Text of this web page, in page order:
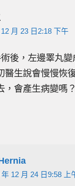
月 23 日2:18 下午
後，左邊睪丸
醫生說會慢慢恢
，會產生病變嗎
年 12 月 24 日9:58 上